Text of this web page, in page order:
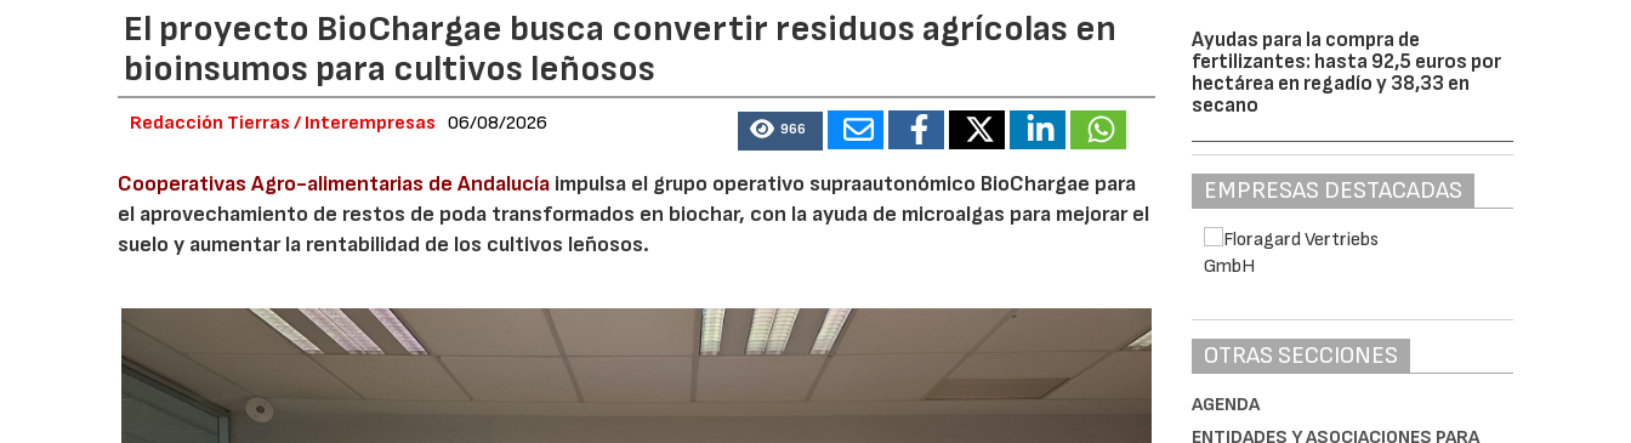
El proyecto BioChargae busca convertir residuos agrícolas en
bioinsumos para cultivos leñosos
Redacción Tierras / Interempresas 06/08/2026 966
Cooperativas Agro-alimentarias de Andalucía impulsa el grupo operativo supraautonómico BioChargae para
el aprovechamiento de restos de poda transformados en biochar, con la ayuda de microalgas para mejorar el
suelo y aumentar la rentabilidad de los cultivos leñosos.
Ayudas para la compra de
fertilizantes: hasta 92,5 euros por
hectárea en regadío y 38,33 en
secano
EMPRESAS DESTACADAS
OTRAS SECCIONES
AGENDA
ENTIDADES Y ASOCIACIONES PARA